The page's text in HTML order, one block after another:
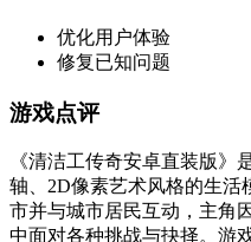
优化用户体验
修复已知问题
游戏点评
《清洁工传奇安卓直装版》
轴、2D像素艺术风格的生活
市并与城市居民互动，主角
中面对各种挑战与抉择。游